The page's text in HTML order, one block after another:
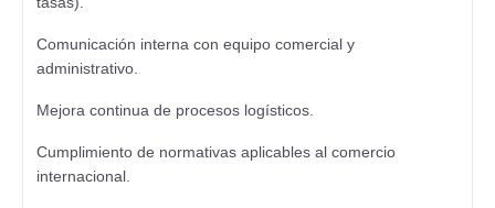
Comunicación interna con equipo comercial y
administrativo.
Mejora continua de procesos logísticos.
Cumplimiento de normativas aplicables al comercio
internacional.